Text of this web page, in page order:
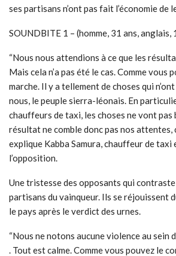
ses partisans n’ont pas fait l’économie de
SOUNDBITE 1 – (homme, 31 ans, anglais,
“Nous nous attendions à ce que les
Mais cela n’a pas été le cas. Comme vous
marche. Il y a tellement de choses qui
nous, le peuple sierra-léonais. En
chauffeurs de taxi, les choses ne vont pas
résultat ne comble donc pas nos attentes,
explique Kabba Samura, chauffeur de taxi
l’opposition.
Une tristesse des opposants qui
partisans du vainqueur. Ils se réjouissent
le pays après le verdict des urnes.
“Nous ne notons aucune violence au sein
. Tout est calme. Comme vous pouvez le